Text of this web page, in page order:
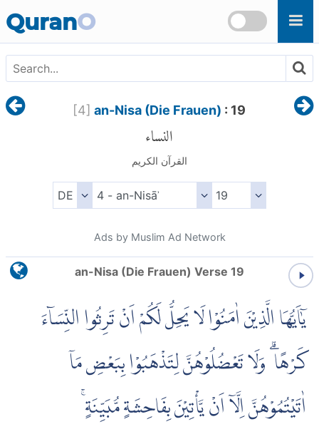
QuranO
[4] an-Nisa (Die Frauen) : 19
النساء
القرآن الكريم
Ads by Muslim Ad Network
an-Nisa (Die Frauen) Verse 19
يٰٓاَيُّهَا الَّذِيْنَ اٰمَنُوْا لَا يَحِلُّ لَكُمْ اَنْ تَرِثُوا النِّسَاۤءَ
كَرْهًا ۗ وَلَا تَعْضُلُوْهُنَّ لِتَذْهَبُوْا بِبَعْضِ مَآ
اٰتَيْتُمُوْهُنَّ اِلَّآ اَنْ يَّأْتِيْنَ بِفَاحِشَةٍ مُّبَيِّنَةٍ ۚ